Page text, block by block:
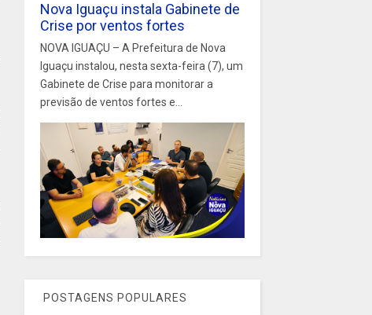
Nova Iguaçu instala Gabinete de
Crise por ventos fortes
NOVA IGUAÇU – A Prefeitura de Nova
Iguaçu instalou, nesta sexta-feira (7), um
Gabinete de Crise para monitorar a
previsão de ventos fortes e...
POSTAGENS POPULARES